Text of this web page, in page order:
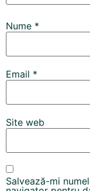
Nume *
Email *
Site web
Salvează-mi